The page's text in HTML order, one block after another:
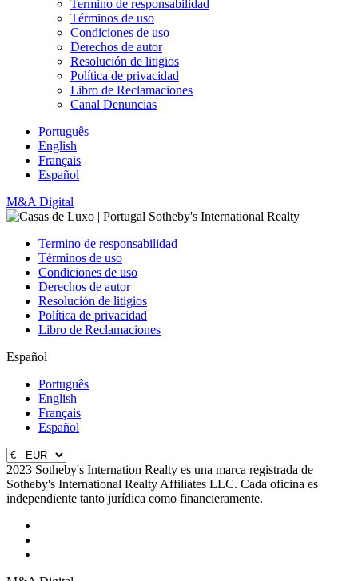
Termino de responsabilidad
Términos de uso
Condiciones de uso
Derechos de autor
Resolución de litigios
Política de privacidad
Libro de Reclamaciones
Canal Denuncias
Português
English
Français
Español
M&A Digital
Termino de responsabilidad
Términos de uso
Condiciones de uso
Derechos de autor
Resolución de litigios
Política de privacidad
Libro de Reclamaciones
Español
Português
English
Français
Español
2023 Sotheby's Internation Realty es una marca registrada de
Sotheby's International Realty Affiliates LLC. Cada oficina es
independiente tanto jurídica como financieramente.